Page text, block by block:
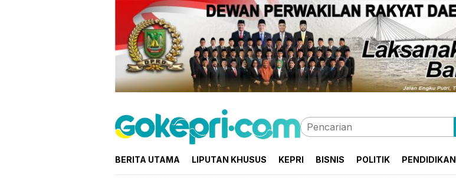
BERITA UTAMA LIPUTAN KHUSUS KEPRI BISNIS POLITIK PENDIDIKAN